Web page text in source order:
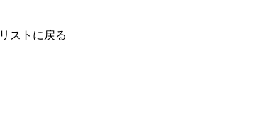
リストに戻る